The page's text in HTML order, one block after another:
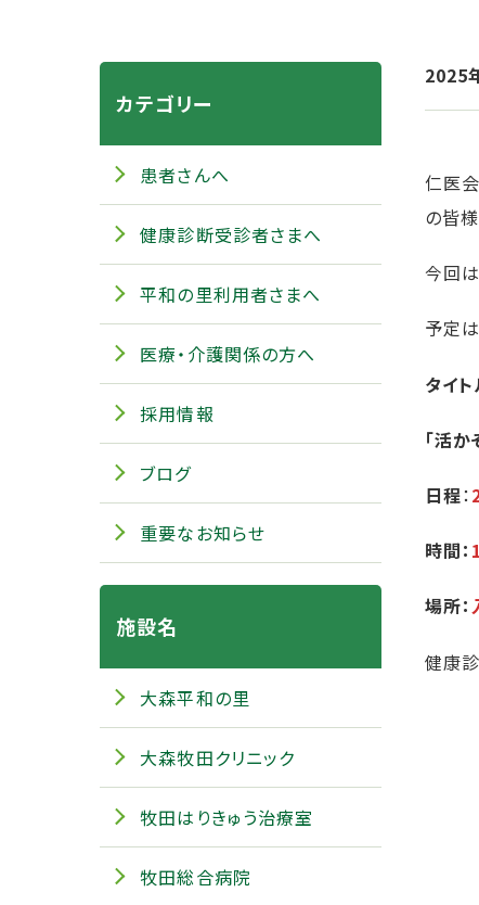
2025
仁医
の皆
今回
予定
タイト
「活
日程：
時間：
場所：
健康
カテゴリー
患者さんへ
健康診断受診者さまへ
平和の里利用者さまへ
医療・介護関係の方へ
採用情報
ブログ
重要なお知らせ
施設名
大森平和の里
大森牧田クリニック
牧田はりきゅう治療室
牧田総合病院